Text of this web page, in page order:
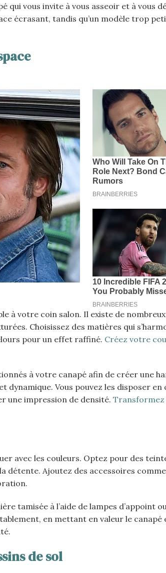
qui vous invite à vous asseoir et à vous
écrasant, tandis qu’un modèle trop
à votre coin salon. Il existe de
Choisissez des matières qui
pour un effet raffiné. Créez votre
à votre canapé afin de créer une
dynamique. Vous pouvez les disposer en
une impression de densité.
avec les couleurs. Optez pour des
détente. Ajoutez des accessoires
tamisée à l’aide de lampes d’appoint
en mettant en valeur le canapé
de sol